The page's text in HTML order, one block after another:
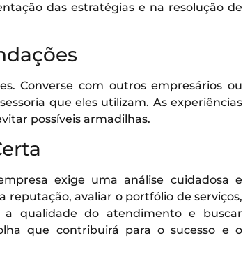
das estratégias e na resolução de
Converse com outros empresários ou
que eles utilizam. As experiências
possíveis armadilhas.
exige uma análise cuidadosa e
reputação, avaliar o portfólio de serviços,
qualidade do atendimento e buscar
que contribuirá para o sucesso e o